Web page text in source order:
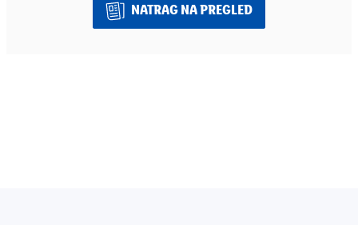
NATRAG NA PREGLED